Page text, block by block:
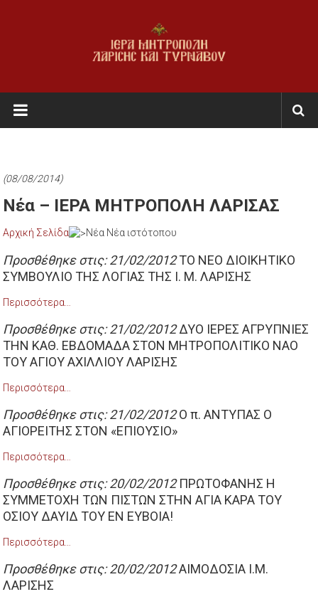
Ι.Μ.
Λαρίσης
Τυρνάβου
Εκκλησία
Ελλάδος
(08/08/2014)
Νέα – ΙΕΡΑ ΜΗΤΡΟΠΟΛΗ ΛΑΡΙΣΑΣ
Αρχική Σελίδα Νέα Νέα ιστότοπου
Προσθέθηκε στις: 21/02/2012ΤΟ ΝΕΟ ΔΙΟΙΚΗΤΙΚΟ
ΣΥΜΒΟΥΛΙΟ ΤΗΣ ΛΟΓΙΑΣ ΤΗΣ Ι. Μ. ΛΑΡΙΣΗΣ
Περισσότερα…
Προσθέθηκε στις: 21/02/2012ΔΥΟ ΙΕΡΕΣ ΑΓΡΥΠΝΙΕΣ
ΤΗΝ ΚΑΘ. ΕΒΔΟΜΑΔΑ ΣΤΟΝ ΜΗΤΡΟΠΟΛΙΤΙΚΟ ΝΑΟ
ΤΟΥ ΑΓΙΟΥ ΑΧΙΛΛΙΟΥ ΛΑΡΙΣΗΣ
Περισσότερα…
Προσθέθηκε στις: 21/02/2012Ο π. ΑΝΤΥΠΑΣ Ο
ΑΓΙΟΡΕΙΤΗΣ ΣΤΟΝ «ΕΠΙΟΥΣΙΟ»
Περισσότερα…
Προσθέθηκε στις: 20/02/2012ΠΡΩΤΟΦΑΝΗΣ Η
ΣΥΜΜΕΤΟΧΗ ΤΩΝ ΠΙΣΤΩΝ ΣΤΗΝ ΑΓΙΑ ΚΑΡΑ ΤΟΥ
ΟΣΙΟΥ ΔΑΥΙΔ ΤΟΥ ΕΝ ΕΥΒΟΙΑ!
Περισσότερα…
Προσθέθηκε στις: 20/02/2012ΑΙΜΟΔΟΣΙΑ Ι.Μ.
ΛΑΡΙΣΗΣ